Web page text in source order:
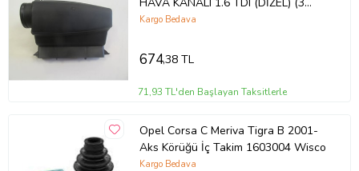
PARÇA SET) 1K0805962E 1069-
Kargo Bedava
674,38 TL
71,93 TL'den Başlayan Taksitlerle
Opel Corsa C Meriva Tigra B 2001-
Aks Körüğü İç Takim 1603004 Wisco
Kargo Bedava